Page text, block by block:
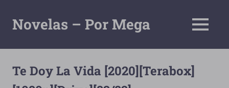
contenido
Novelas – Por Mega
Descarga
MENÚ
Te Doy La Vida [2020][Terabox]